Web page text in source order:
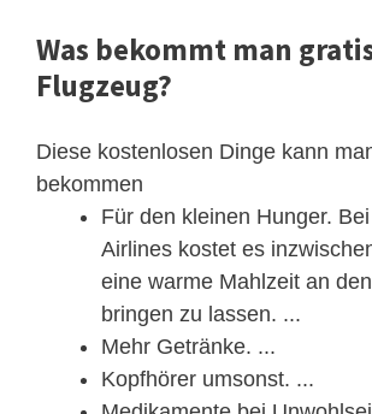
Was bekommt man
Flugzeug?
Diese kostenlosen Dinge kann
bekommen
Für den kleinen Hunger.
Airlines kostet es
eine warme Mahlzeit an
bringen zu lassen. ...
Mehr Getränke. ...
Kopfhörer umsonst. ...